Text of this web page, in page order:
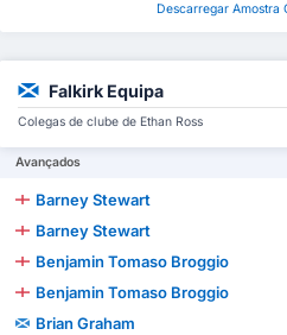
Descarregar Amostra
Falkirk Equipa
Colegas de clube de Ethan Ross
Avançados
Barney Stewart
Barney Stewart
Benjamin Tomaso Broggio
Benjamin Tomaso Broggio
Brian Graham